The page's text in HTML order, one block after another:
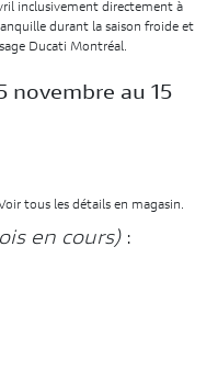
inclusivement directement à
durant la saison froide et
Ducati Montréal.
novembre au 15
tous les détails en magasin.
en cours):